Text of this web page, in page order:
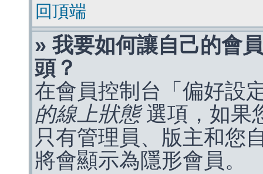
回頂端
» 我要如何讓自己的會
頭？
在會員控制台「偏好設
的線上狀態選項，如果
只有管理員、版主和您
將會顯示為隱形會員。